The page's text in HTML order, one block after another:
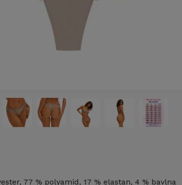
77 % polyamid, 17 % elastan, 4 % bavlna